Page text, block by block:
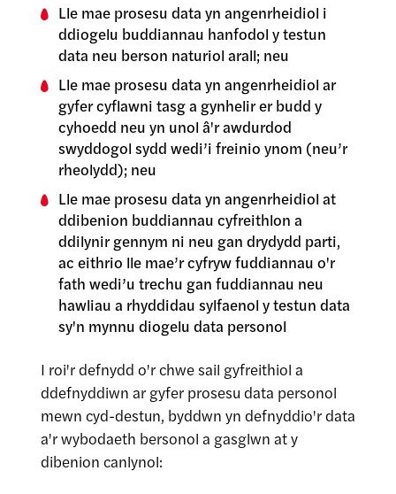
Lle mae prosesu data yn angenrheidiol i
ddiogelu buddiannau hanfodol y testun
data neu berson naturiol arall; neu
Lle mae prosesu data yn angenrheidiol ar
gyfer cyflawni tasg a gynhelir er budd y
cyhoedd neu yn unol â'r awdurdod
swyddogol sydd wedi’i freinio ynom (neu’r
rheolydd); neu
Lle mae prosesu data yn angenrheidiol at
ddibenion buddiannau cyfreithlon a
ddilynir gennym ni neu gan drydydd parti,
ac eithrio lle mae’r cyfryw fuddiannau o'r
fath wedi’u trechu gan fuddiannau neu
hawliau a rhyddidau sylfaenol y testun data
sy'n mynnu diogelu data personol
I roi'r defnydd o'r chwe sail gyfreithiol a
ddefnyddiwn ar gyfer prosesu data personol
mewn cyd-destun, byddwn yn defnyddio'r data
a'r wybodaeth bersonol a gasglwn at y
dibenion canlynol: